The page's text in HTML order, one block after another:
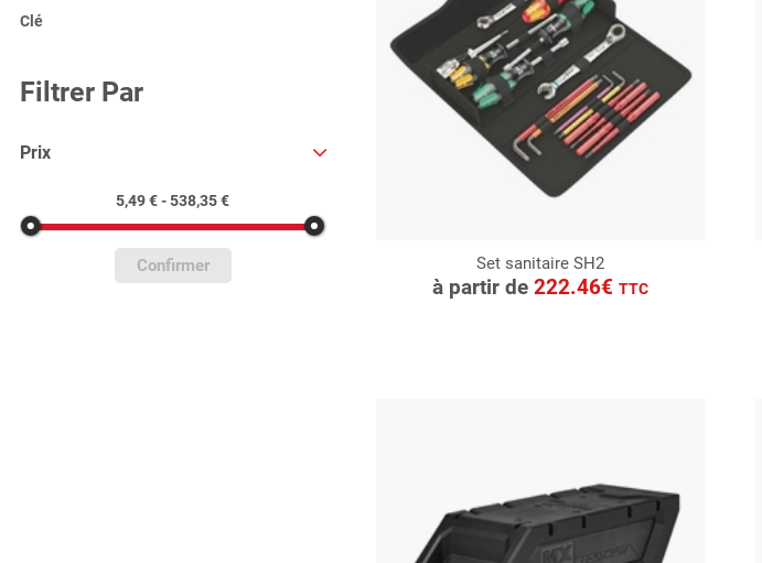
Clé
Filtrer Par
Prix
5,49 € - 538,35 €
Confirmer Set sanitaire SH2
à partir de222.46€TTC
CONSULTER
Demande de devis